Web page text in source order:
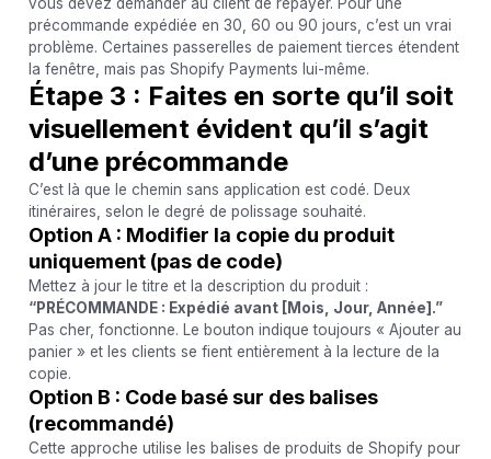
vous devez demander au client de repayer. Pour une
précommande expédiée en 30, 60 ou 90 jours, c’est un vrai
problème. Certaines passerelles de paiement tierces étendent
la fenêtre, mais pas Shopify Payments lui-même.
Étape 3 : Faites en sorte qu’il soit
visuellement évident qu’il s’agit
d’une précommande
C’est là que le chemin sans application est codé. Deux
itinéraires, selon le degré de polissage souhaité.
Option A : Modifier la copie du produit
uniquement (pas de code)
Mettez à jour le titre et la description du produit :
“PRÉCOMMANDE : Expédié avant [Mois, Jour, Année].”
Pas cher, fonctionne. Le bouton indique toujours « Ajouter au
panier » et les clients se fient entièrement à la lecture de la
copie.
Option B : Code basé sur des balises
(recommandé)
Cette approche utilise les balises de produits de Shopify pour